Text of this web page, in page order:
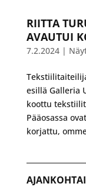
RIITTA
AVAUTUI
7.2.2024|
esillä Galleria
koottu
Pääosassa
korjattu,